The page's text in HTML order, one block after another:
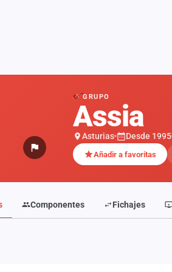
GRUPO
Assia
Asturias Desde 1995
Añadir a favoritas
Componentes Fichajes